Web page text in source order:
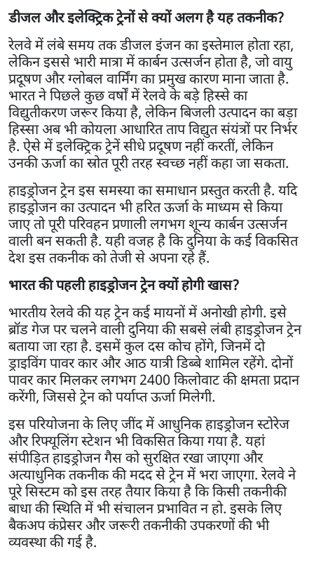
डीजल और इलेक्ट्रिक ट्रेनों से क्यों अलग है यह तकनीक?
रेलवे में लंबे समय तक डीजल इंजन का इस्तेमाल होता रहा,
लेकिन इससे भारी मात्रा में कार्बन उत्सर्जन होता है, जो वायु
प्रदूषण और ग्लोबल वार्मिंग का प्रमुख कारण माना जाता है.
भारत ने पिछले कुछ वर्षों में रेलवे के बड़े हिस्से का
विद्युतीकरण जरूर किया है, लेकिन बिजली उत्पादन का बड़ा
हिस्सा अब भी कोयला आधारित ताप विद्युत संयंत्रों पर निर्भर
है. ऐसे में इलेक्ट्रिक ट्रेनें सीधे प्रदूषण नहीं करतीं, लेकिन
उनकी ऊर्जा का स्रोत पूरी तरह स्वच्छ नहीं कहा जा सकता.
हाइड्रोजन ट्रेन इस समस्या का समाधान प्रस्तुत करती है. यदि
हाइड्रोजन का उत्पादन भी हरित ऊर्जा के माध्यम से किया
जाए तो पूरी परिवहन प्रणाली लगभग शून्य कार्बन उत्सर्जन
वाली बन सकती है. यही वजह है कि दुनिया के कई विकसित
देश इस तकनीक को तेजी से अपना रहे हैं.
भारत की पहली हाइड्रोजन ट्रेन क्यों होगी खास?
भारतीय रेलवे की यह ट्रेन कई मायनों में अनोखी होगी. इसे
ब्रॉड गेज पर चलने वाली दुनिया की सबसे लंबी हाइड्रोजन ट्रेन
बताया जा रहा है. इसमें कुल दस कोच होंगे, जिनमें दो
ड्राइविंग पावर कार और आठ यात्री डिब्बे शामिल रहेंगे. दोनों
पावर कार मिलकर लगभग 2400 किलोवाट की क्षमता प्रदान
करेंगी, जिससे ट्रेन को पर्याप्त ऊर्जा मिलेगी.
इस परियोजना के लिए जींद में आधुनिक हाइड्रोजन स्टोरेज
और रिफ्यूलिंग स्टेशन भी विकसित किया गया है. यहां
संपीड़ित हाइड्रोजन गैस को सुरक्षित रखा जाएगा और
अत्याधुनिक तकनीक की मदद से ट्रेन में भरा जाएगा. रेलवे ने
पूरे सिस्टम को इस तरह तैयार किया है कि किसी तकनीकी
बाधा की स्थिति में भी संचालन प्रभावित न हो. इसके लिए
बैकअप कंप्रेसर और जरूरी तकनीकी उपकरणों की भी
व्यवस्था की गई है.